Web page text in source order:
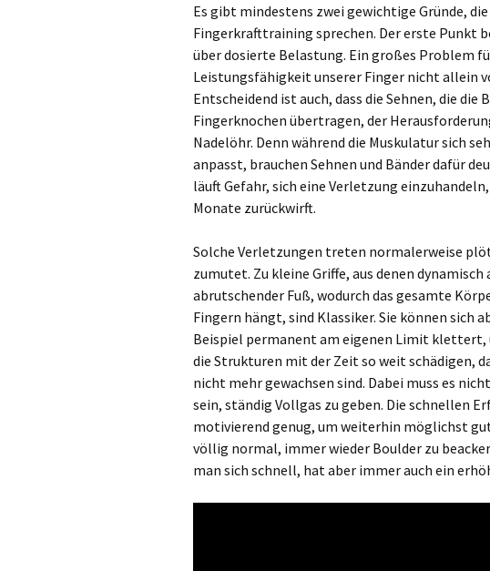
Es gibt mindestens zwei gewichtige Gründe,
Fingerkrafttraining sprechen. Der erste Punkt
über dosierte Belastung. Ein großes Problem
Leistungsfähigkeit unserer Finger nicht allein
Entscheidend ist auch, dass die Sehnen, die die
Fingerknochen übertragen, der
Nadelöhr. Denn während die Muskulatur sich
anpasst, brauchen Sehnen und Bänder dafür
läuft Gefahr, sich eine Verletzung
Monate zurückwirft.
Solche Verletzungen treten normalerweise
zumutet. Zu kleine Griffe, aus denen
abrutschender Fuß, wodurch das gesamte
Fingern hängt, sind Klassiker. Sie können sich
Beispiel permanent am eigenen Limit klettert,
die Strukturen mit der Zeit so weit schädigen,
nicht mehr gewachsen sind. Dabei muss es
sein, ständig Vollgas zu geben. Die schnellen
motivierend genug, um weiterhin möglichst
völlig normal, immer wieder Boulder zu
man sich schnell, hat aber immer auch ein